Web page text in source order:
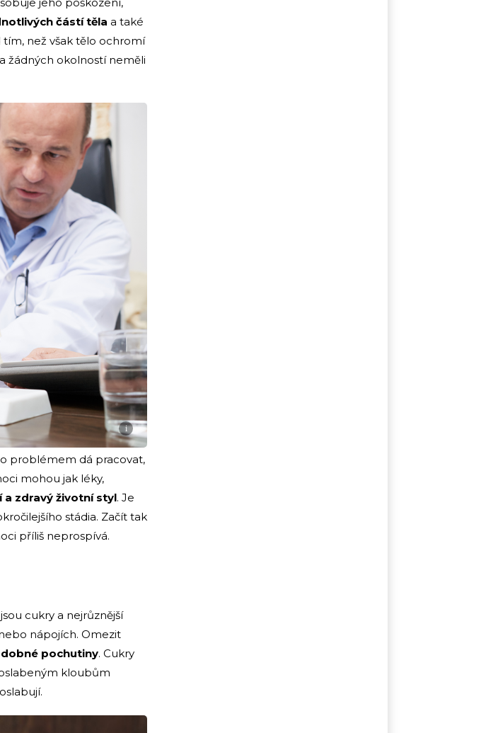
částí těla a také
než však tělo ochromí
žádných okolností neměli
i
problémem dá pracovat,
mohou jak léky,
zdravý životní styl. Je
stádia. Začít tak
příliš neprospívá.
cukry a nejrůznější
nápojích. Omezit
pochutiny. Cukry
kloubům